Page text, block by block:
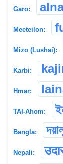
Garo:
Meeteilon:
Mizo (Lushai):
Karbi:
Hmar:
TAI-Ahom:
Bangla:
Nepali: